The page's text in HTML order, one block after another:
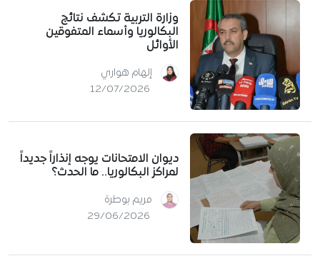
وزارة التربية تكشف نتائج
البكالوريا وأسماء المتفوقين
الأوائل
إلهام هواري
12/07/2026
ديوان الامتحانات يوجه إنذاراً جديداً
لمراكز البكالوريا.. ما الحدث؟
مريم بوطرة
29/06/2026